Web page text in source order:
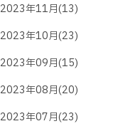
2023年11月(13)
2023年10月(23)
2023年09月(15)
2023年08月(20)
2023年07月(23)